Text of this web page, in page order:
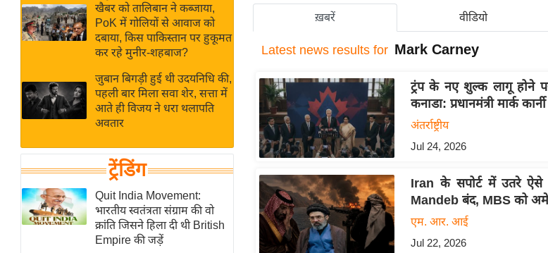
Live
News in
Hindi
News
Hindi
Videos
अंतर्राष्ट्रीय
बिज़नेस
विशेषज्ञ
राय
खेल
क्रिकेट
IPL
2026
खैबर को तालिबान ने कब्जाया,
PoK में गोलियों से आवाज को
दबाया, किस पाकिस्तान पर हुकूमत
कर रहे मुनीर-शहबाज?
जुबान बिगड़ी हुई थी उदयनिधि की,
पहली बार मिला सवा शेर, सत्ता में
आते ही विजय ने धरा थलापति
अवतार
ट्रेंडिंग
Quit India Movement:
भारतीय स्वतंत्रता संग्राम की वो
क्रांति जिसने हिला दी थी British
Empire की जड़ें
ख़बरें वीडियो
Latest news results for Mark Carney
ट्रंप के नए शुल्क लागू होने
कनाडा: प्रधानमंत्री मार्क कार्नी
अंतर्राष्ट्रीय
Jul 24, 2026
Iran के सपोर्ट में उतरे
Mandeb बंद, MBS को
एम. आर. आई
Jul 22, 2026